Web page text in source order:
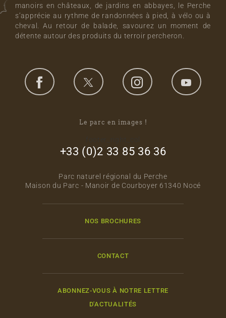
manoirs en châteaux, de jardins en abbayes, le Perche
s’apprécie au rythme de randonnées à pied, à vélo ou à
cheval. Au retour de balade, savourez un moment de
détente autour des produits du terroir percheron.
Le parc en images !
+33 (0)2 33 85 36 36
Parc naturel régional du Perche
Maison du Parc - Manoir de Courboyer 61340 Nocé
NOS BROCHURES
CONTACT
ABONNEZ-VOUS À NOTRE LETTRE
D'ACTUALITÉS